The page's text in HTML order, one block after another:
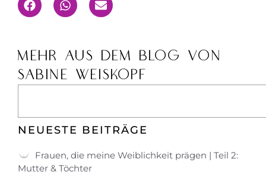
MEHR AUS DEM BLOG VON
SABINE WEISKOPF
NEUESTE BEITRÄGE
Frauen, die meine Weiblichkeit prägen | Teil 2:
Mutter & Töchter